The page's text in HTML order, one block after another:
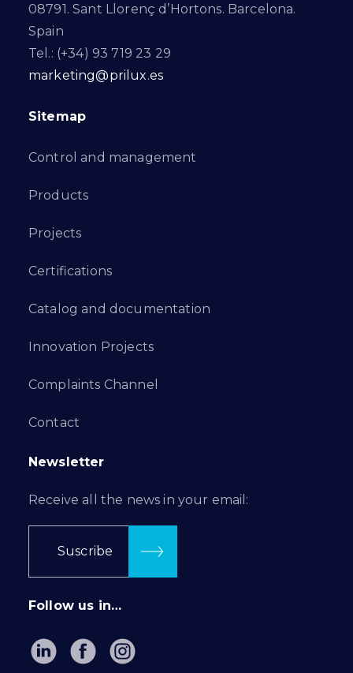
08791. Sant Llorenç d’Hortons. Barcelona.
Spain
Tel.: (+34) 93 719 23 29
marketing@prilux.es
Sitemap
Control and management
Products
Projects
Certifications
Catalog and documentation
Innovation Projects
Complaints Channel
Contact
Newsletter
Receive all the news in your email:
Suscribe
Follow us in…